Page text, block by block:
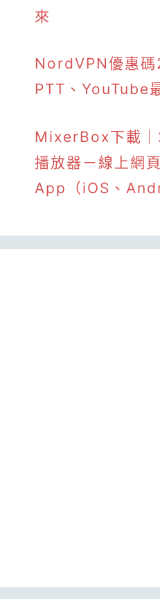
來
NordVPN優惠碼
PTT、YouTube
MixerBox下載
播放器－線上網
App（iOS、